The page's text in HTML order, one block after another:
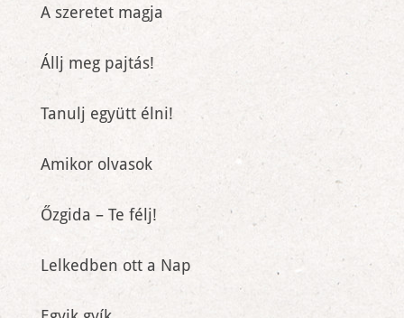
A szeretet magja
Állj meg pajtás!
Tanulj együtt élni!
Amikor olvasok
Őzgida – Te félj!
Lelkedben ott a Nap